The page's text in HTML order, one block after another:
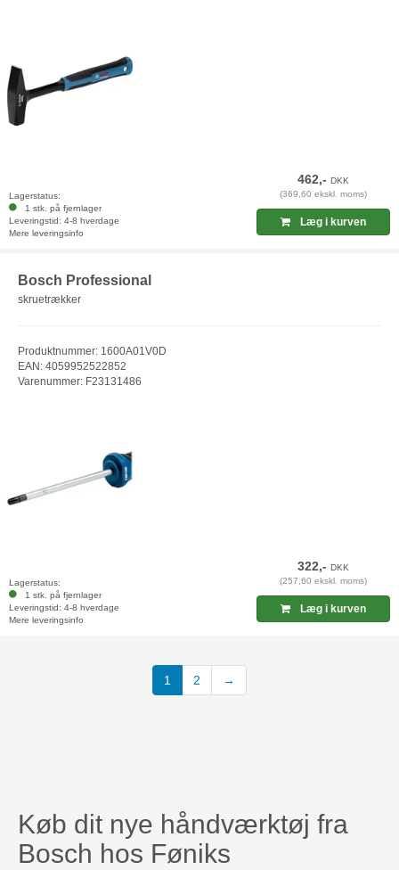
Lagerstatus:
1 stk. på fjernlager
Leveringstid: 4-8 hverdage
Mere leveringsinfo
462,-DKK
(369,60 ekskl. moms)
Læg i kurven
Bosch Professional
skruetrækker
Produktnummer: 1600A01V0D
EAN: 4059952522852
Varenummer: F23131486
Lagerstatus:
1 stk. på fjernlager
Leveringstid: 4-8 hverdage
Mere leveringsinfo
322,-DKK
(257,60 ekskl. moms)
Læg i kurven
1 (current)
2 →
Køb dit nye håndværktøj fra
Bosch hos Føniks